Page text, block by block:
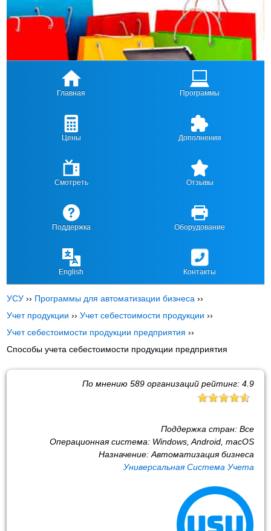
Главная Программы
Цены Дополнения
Смотреть Отзывы
Поддержка Оборудование
English Контакты
УСУ ›› Программы для автоматизации бизнеса ››
Учет продукции ››Учет себестоимости продукции ››
Учет себестоимости продукции предприятия ››
Способы учета себестоимости продукции предприятия
По мнению 589организаций рейтинг: 4.9
Поддержка стран: Все
Операционная система: Windows, Android, macOS
Назначение: Автоматизация бизнеса
Универсальная Система Учета